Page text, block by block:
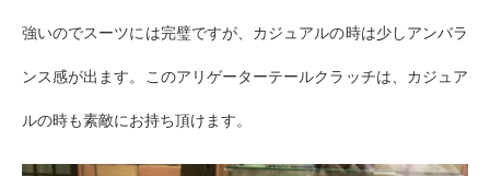
強いのでスーツには完璧ですが、カジュアルの時は少しアンバラ
ンス感が出ます。このアリゲーターテールクラッチは、カジュア
ルの時も素敵にお持ち頂けます。